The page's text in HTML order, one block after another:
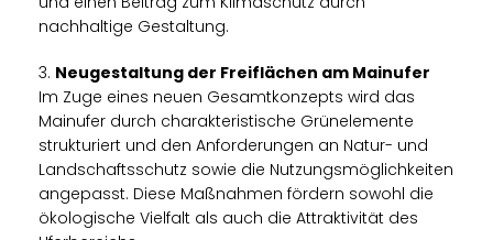
nachhaltige Gestaltung.
3. Neugestaltung der Freiflächen am Mainufer
Im Zuge eines neuen Gesamtkonzepts wird das
Mainufer durch charakteristische Grünelemente
strukturiert und den Anforderungen an Natur- und
Landschaftsschutz sowie die Nutzungsmöglichkeiten
angepasst. Diese Maßnahmen fördern sowohl die
ökologische Vielfalt als auch die Attraktivität des